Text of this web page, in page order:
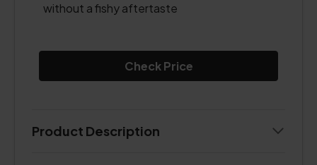
without a fishy aftertaste
Check Price
Product Description